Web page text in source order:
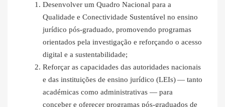
Desenvolver um Quadro Nacional para a
Qualidade e Conectividade Sustentável no ensino
jurídico pós-graduado, promovendo programas
orientados pela investigação e reforçando o acesso
digital e a sustentabilidade;
Reforçar as capacidades das autoridades nacionais
e das instituições de ensino jurídico (LEIs)— tanto
académicas como administrativas — para
conceber e oferecer programas pós-graduados de